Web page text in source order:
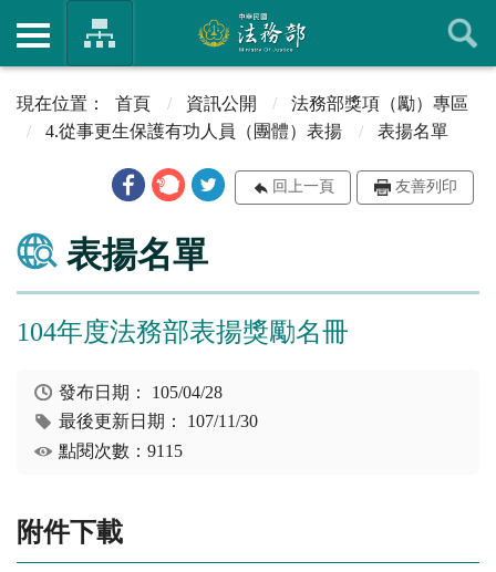
首頁 資訊公開
法務部獎項（勵）專區
4.從事更生保護有功人員（團體）表揚
表揚名單
回上一頁 友善列印
表揚名單
104年度法務部表揚獎勵名冊
發布日期： 105/04/28
最後更新日期： 107/11/30
點閱次數：9115
附件下載